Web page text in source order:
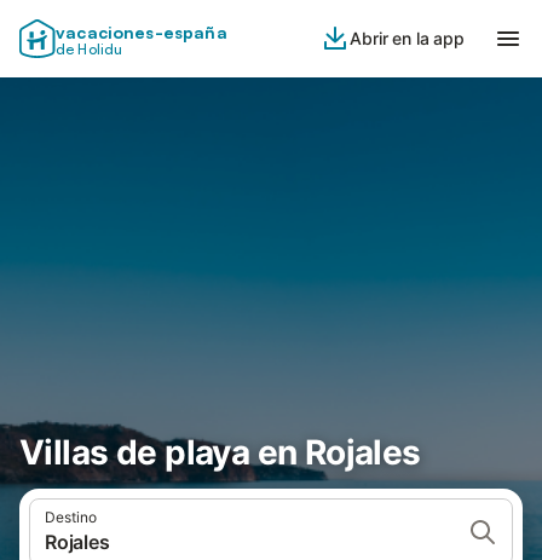
vacaciones-españa
de Holidu
Abrir en la app
Villas de playa en Rojales
Destino
Rojales